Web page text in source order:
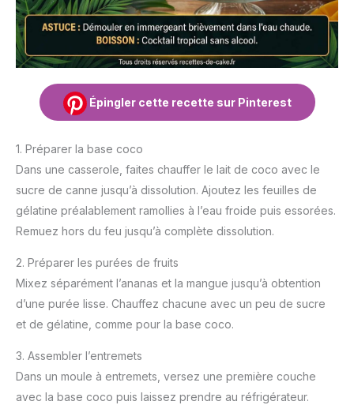
Épingler cette recette sur Pinterest
1. Préparer la base coco
Dans une casserole, faites chauffer le lait de coco avec le
sucre de canne jusqu’à dissolution. Ajoutez les feuilles de
gélatine préalablement ramollies à l’eau froide puis essorées.
Remuez hors du feu jusqu’à complète dissolution.
2. Préparer les purées de fruits
Mixez séparément l’ananas et la mangue jusqu’à obtention
d’une purée lisse. Chauffez chacune avec un peu de sucre
et de gélatine, comme pour la base coco.
3. Assembler l’entremets
Dans un moule à entremets, versez une première couche
avec la base coco puis laissez prendre au réfrigérateur.